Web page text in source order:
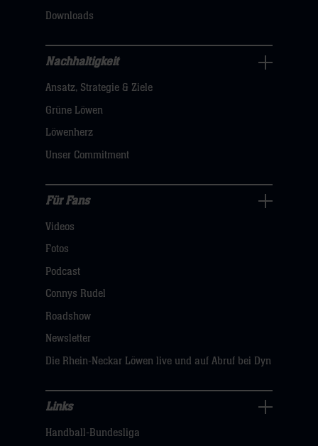
klicken
hier
Downloads
Nachhaltigkeit
Navigation
öffnen,
dann
hier
Nachhaltigkeit
Ansatz, Strategie & Ziele
Grüne Löwen
Löwenherz
Unser Commitment
Fans
Navigation
öffnen,
dann
hier
Für Fans
Videos
Fotos
Podcast
Connys Rudel
Roadshow
Newsletter
Die Rhein-Neckar Löwen live und auf Abruf bei Dyn
Navigation
Links
Handball-Bundesliga